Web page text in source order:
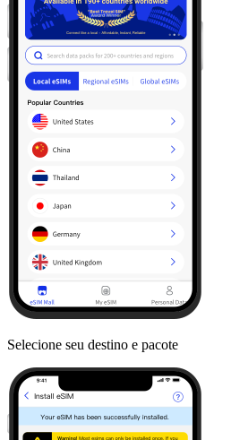
Selecione seu destino e pacote